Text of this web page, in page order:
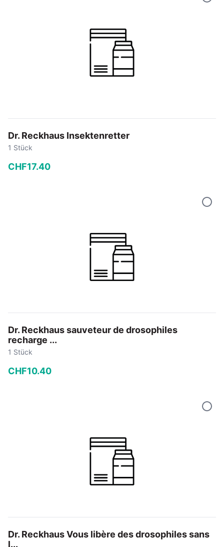
Dr. Reckhaus Insektenretter
1 Stück
CHF17.40
Dr. Reckhaus sauveteur de drosophiles
recharge ...
1 Stück
CHF10.40
Dr. Reckhaus Vous libère des drosophiles sans
l...